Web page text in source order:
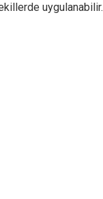
uygulanabilir.